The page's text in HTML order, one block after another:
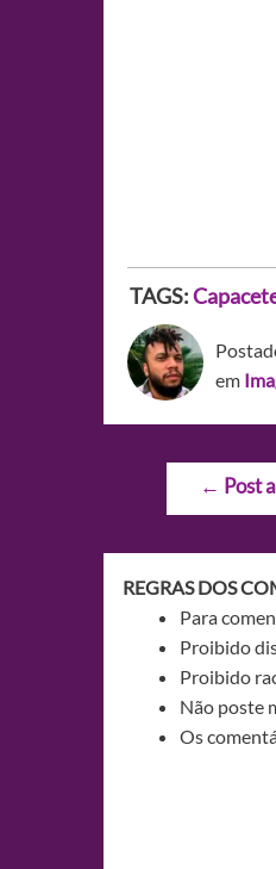
TAGS:
em
Navegação
← Post
REGRAS DOS
Para
Proibido
Proibido
Não poste
Os